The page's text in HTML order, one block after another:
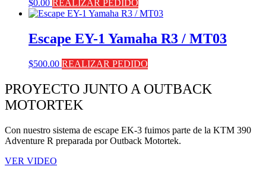
$0.00 REALIZAR PEDIDO
Escape EY-1 Yamaha R3 / MT03
$500.00 REALIZAR PEDIDO
PROYECTO JUNTO A OUTBACK
MOTORTEK ​
Con nuestro sistema de escape EK-3 fuimos parte de la KTM 390
Adventure R preparada por Outback Motortek.
VER VIDEO